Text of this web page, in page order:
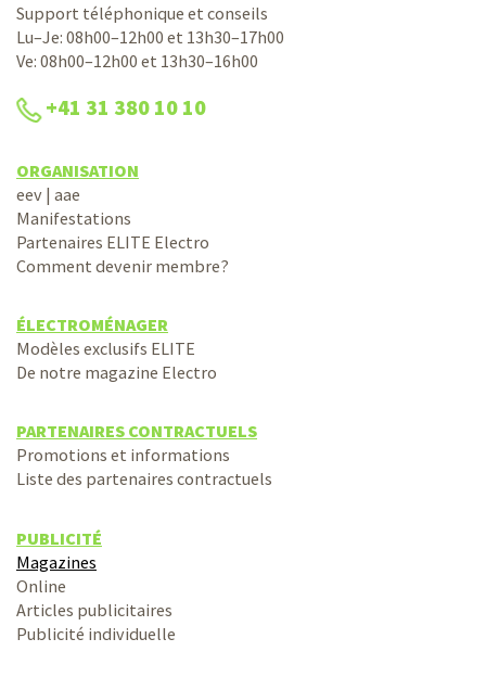
Support téléphonique et conseils
Lu–Je: 08h00–12h00 et 13h30–17h00
Ve: 08h00–12h00 et 13h30–16h00
+41 31 380 10 10
ORGANISATION
eev | aae
Manifestations
Partenaires ELITE Electro
Comment devenir membre?
ÉLECTROMÉNAGER
Modèles exclusifs ELITE
De notre magazine Electro
PARTENAIRES CONTRACTUELS
Promotions et informations
Liste des partenaires contractuels
PUBLICITÉ
Magazines
Online
Articles publicitaires
Publicité individuelle